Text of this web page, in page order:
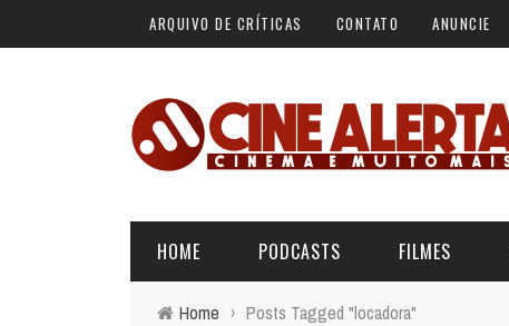
ARQUIVO DE CRÍTICAS CONTATO ANUNCIE
HOME PODCASTS FILMES
Home › Posts Tagged "locadora"